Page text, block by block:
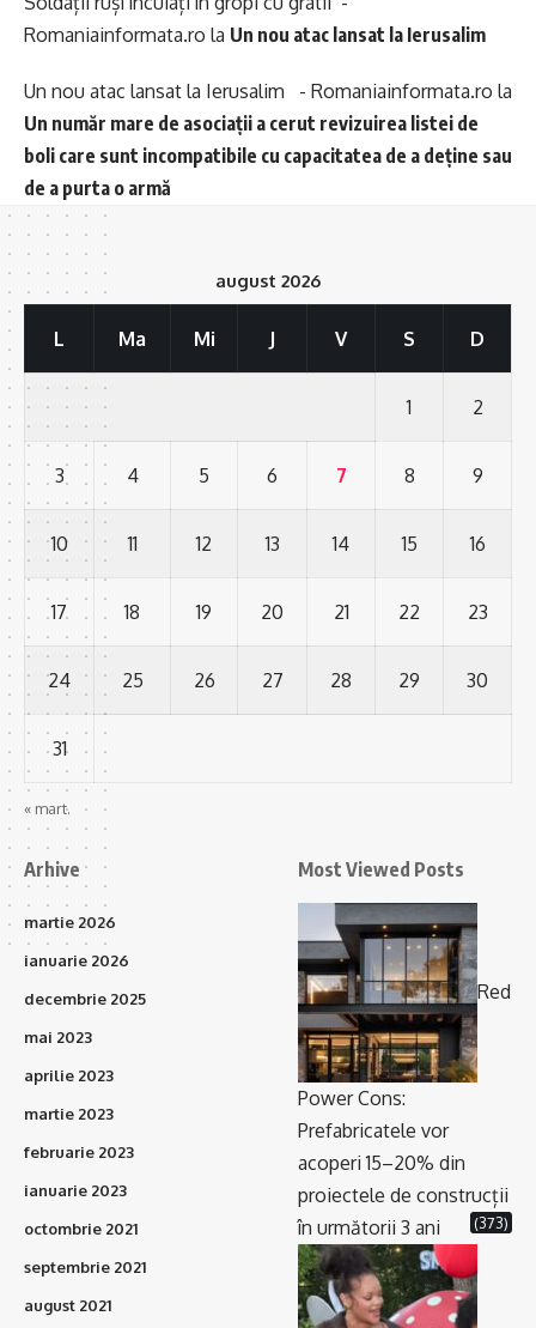
Romaniainformata.ro la Un nou atac lansat la Ierusalim
Un nou atac lansat la Ierusalim - Romaniainformata.ro la
Un număr mare de asociații a cerut revizuirea listei de
boli care sunt incompatibile cu capacitatea de a deține sau
de a purta o armă
august 2026
L Ma Mi J V S D
1 2
3 4 5 6 7 8 9
10 11 12 13 14 15 16
17 18 19 20 21 22 23
24 25 26 27 28 29 30
31
« mart.
Arhive
martie 2026
ianuarie 2026
decembrie 2025
mai 2023
aprilie 2023
martie 2023
februarie 2023
ianuarie 2023
octombrie 2021
septembrie 2021
august 2021
Most Viewed Posts
Red
Power Cons:
Prefabricatele vor
acoperi 15–20% din
proiectele de construcții
în următorii 3 ani
(373)